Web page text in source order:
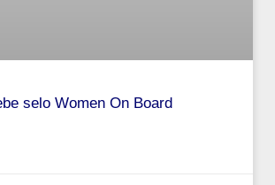
selo Women On Board